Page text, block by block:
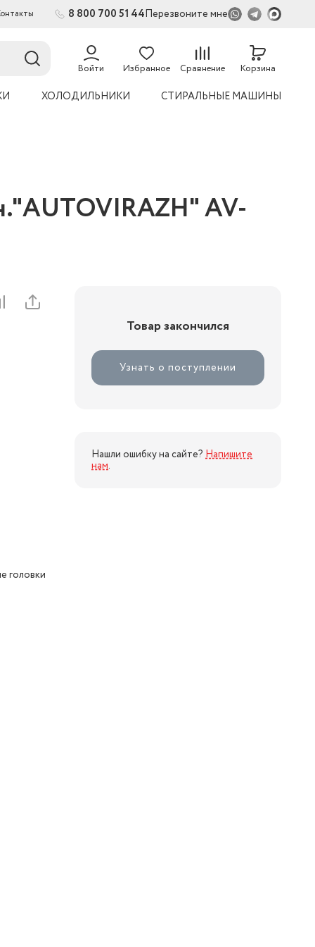
8 800 700 51 44Перезвоните мне
Войти Избранное Сравнение
54
Корзина
ХОЛОДИЛЬНИКИ СТИРАЛЬНЫЕ МАШИНЫ
AV-
головки
Товар закончился
Узнать о поступлении
Нашли ошибку на сайте? Напишите
нам.